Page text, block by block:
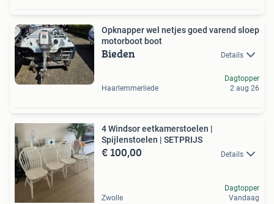
Opknapper wel netjes goed varend sloep
motorboot boot
Bieden Details
Haarlemmerliede
Dagtopper
2 aug 26
4 Windsor eetkamerstoelen |
Spijlenstoelen | SETPRIJS
€ 100,00 Details
Zwolle
Dagtopper
Vandaag